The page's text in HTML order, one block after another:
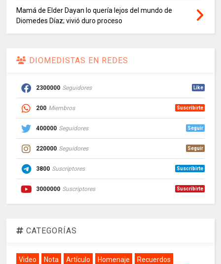
Mamá de Elder Dayan lo quería lejos del mundo de
Diomedes Díaz; vivió duro proceso
DIOMEDISTAS EN REDES
2300000 Seguidores Like
200 Miembros Suscribirte
400000 Seguidores Seguir
220000 Seguidores Seguir
3800 Suscriptores Suscribirte
3000000 Suscriptores Suscribirte
CATEGORÍAS
Video Nota Artículo Homenaje
Recuerdos